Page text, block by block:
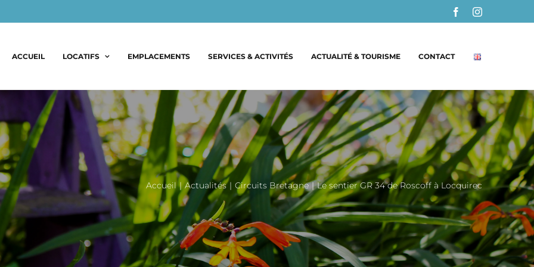
FacebookInstagram
ACCUEIL LOCATIFS EMPLACEMENTS SERVICES & ACTIVITÉS ACTUALITÉ & TOURISME CONTACT
Accueil | Actualités | Circuits Bretagne | Le sentier GR 34 de Roscoff à Locquirec